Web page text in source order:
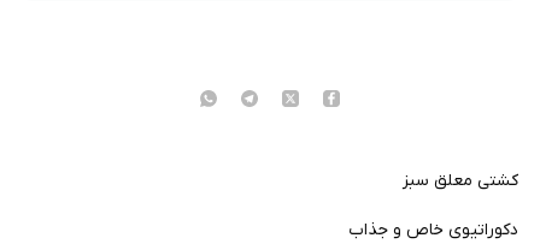
کشتی معلق سبز
دکوراتیوی خاص و جذاب